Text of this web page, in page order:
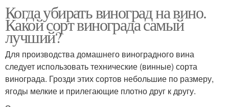
Когда убирать виноград на вино.
Какой сорт винограда самый
лучший?
Для производства домашнего виноградного вина
следует использовать технические (винные) сорта
винограда. Грозди этих сортов небольшие по размеру,
ягоды мелкие и прилегающие плотно друг к другу.